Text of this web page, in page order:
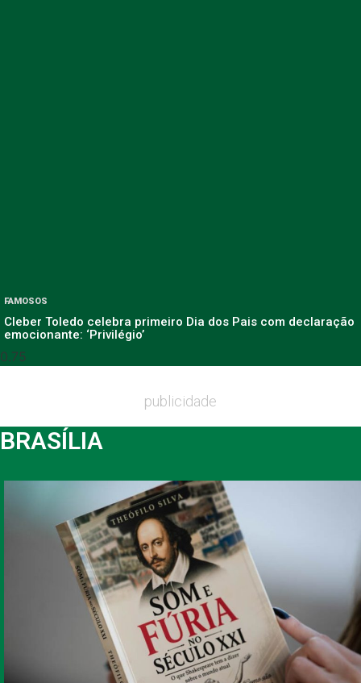
FAMOSOS
Cleber Toledo celebra primeiro Dia dos Pais com declaração
emocionante: ‘Privilégio’
publicidade
BRASÍLIA